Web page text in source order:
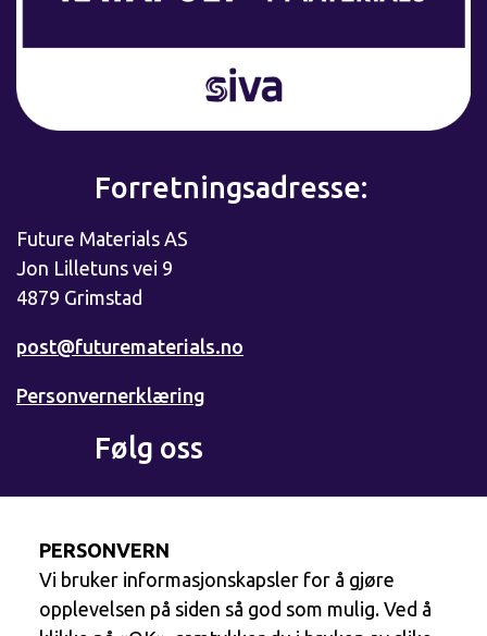
Forretningsadresse:
Future Materials AS
Jon Lilletuns vei 9
4879 Grimstad
post@futurematerials.no
Personvernerklæring
Følg oss
LinkedIn
PERSONVERN
Vi bruker informasjonskapsler for å gjøre
opplevelsen på siden så god som mulig. Ved å